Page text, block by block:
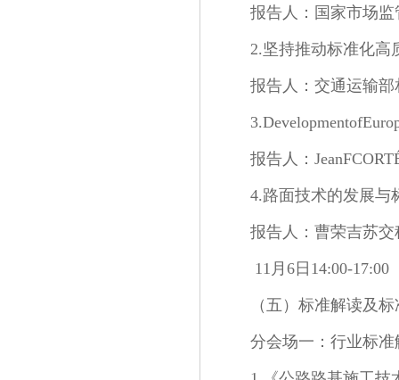
报告人：国家市场
2.坚持推动标准化高
报告人：交通运输
报告人：
4.路面技术的发展与
报告人：曹荣吉苏
11月6日14:00-17:00
（五）标准解读及
分会场一：行业标准